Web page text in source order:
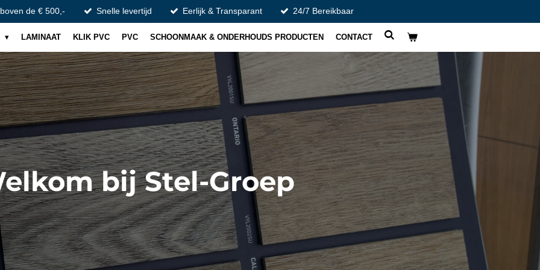
de € 500,- Snelle levertijd Eerlijk & Transparant 24/7 Bereikbaar
LAMINAAT KLIK PVC PVC SCHOONMAAK & ONDERHOUDS PRODUCTEN CONTACT
bij Stel-Groep